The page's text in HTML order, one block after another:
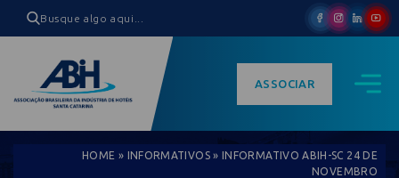
ASSOCIAR
HOME » INFORMATIVOS» INFORMATIVO ABIH-SC 24 DE
NOVEMBRO